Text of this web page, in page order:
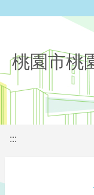
桃園市桃
:::